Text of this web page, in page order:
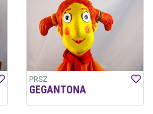
PRSZ
GEGANTONA